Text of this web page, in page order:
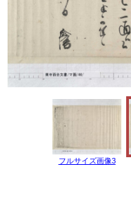
フルサイズ画像3